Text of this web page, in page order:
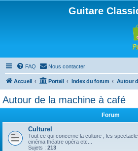
Guitare
FAQ Nous contacter
Accueil Portail Index du forum
Autour de la machine à café
Forum
Culturel
Tout ce qui concerne la culture , les
cinéma théatre opéra etc...
Sujets : 213